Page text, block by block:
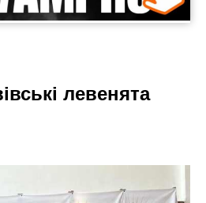
левенята